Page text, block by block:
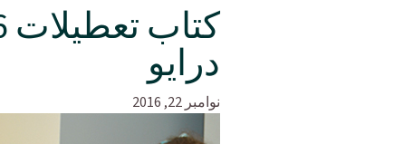
درایو
نوامبر 22, 2016